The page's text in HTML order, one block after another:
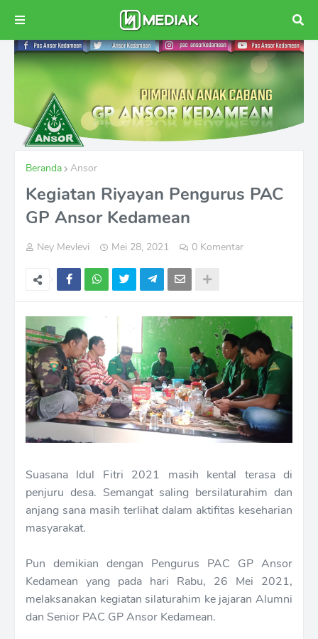
Beranda Ansor
Kegiatan Riyayan Pengurus PAC
GP Ansor Kedamean
Ney Mevlevi Mei 28, 2021 0 Komentar
Suasana Idul Fitri 2021 masih kental terasa di
penjuru desa. Semangat saling bersilaturahim dan
anjang sana masih terlihat dalam aktifitas keseharian
masyarakat.
Pun demikian dengan Pengurus PAC GP Ansor
Kedamean yang pada hari Rabu, 26 Mei 2021,
melaksanakan kegiatan silaturahim ke jajaran Alumni
dan Senior PAC GP Ansor Kedamean.